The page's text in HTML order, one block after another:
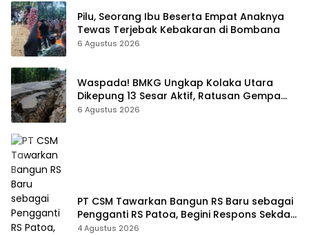
Pilu, Seorang Ibu Beserta Empat Anaknya
Tewas Terjebak Kebakaran di Bombana
6 Agustus 2026
Waspada! BMKG Ungkap Kolaka Utara
Dikepung 13 Sesar Aktif, Ratusan Gempa
Sudah Terekam
6 Agustus 2026
PT CSM Tawarkan Bangun RS Baru sebagai
Pengganti RS Patoa, Begini Respons Sekda
Kolut
4 Agustus 2026